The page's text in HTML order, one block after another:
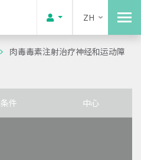
ZH
肉毒毒素注射治疗神经和运动障
条件 中心